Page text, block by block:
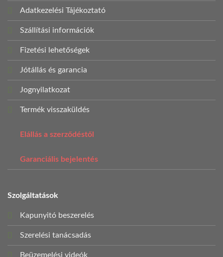
Adatkezelési Tájékoztató
Szállítási információk
Fizetési lehetőségek
Jótállás és garancia
Jognyilatkozat
Termék visszaküldés
Elállás a szerződéstől
Garanciális bejelentés
Szolgáltatások
Kapunyitó beszerelés
Szerelési tanácsadás
Beüzemelési videók